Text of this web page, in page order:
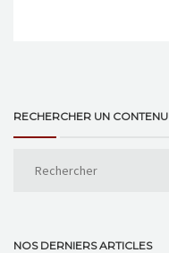
RECHERCHER UN CONTENU
NOS DERNIERS ARTICLES